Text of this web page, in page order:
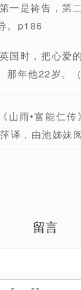
一是祷告，第
。p186
国时，把心爱
那年他22岁。（
山雨•富能仁传
译，由池姊妹
留言